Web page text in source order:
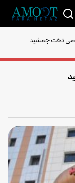
تخت جمشید